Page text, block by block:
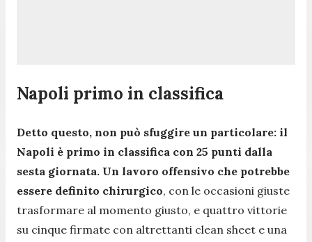
Napoli primo in classifica
Detto questo, non può sfuggire un particolare: il
Napoli è primo in classifica con 25 punti dalla
sesta giornata. Un lavoro offensivo che potrebbe
essere definito chirurgico, con le occasioni giuste
trasformare al momento giusto, e quattro vittorie
su cinque firmate con altrettanti clean sheet e una